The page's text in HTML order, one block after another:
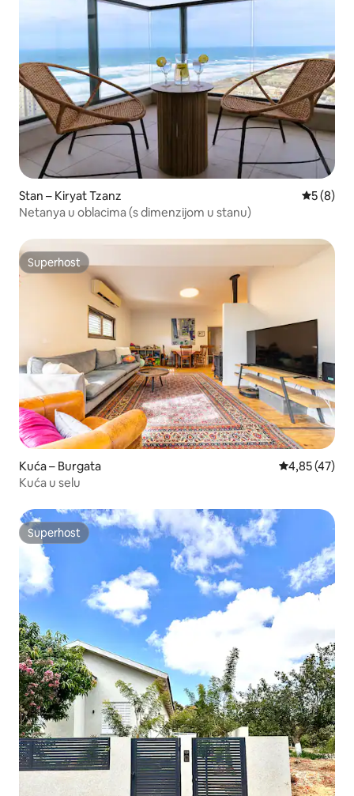
Stan – Kiryat Tzanz
5 (8)
Netanya u oblacima (s dimenzijom u stanu)
Superhost
Superhost
Kuća – Burgata Prosječna
4,85 (47)
Kuća u selu
Superhost
Superhost